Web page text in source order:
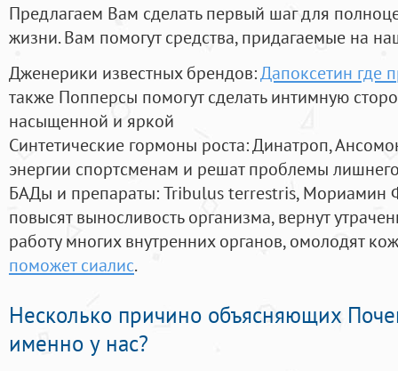
Предлагаем Вам сделать первый шаг для
жизни. Вам помогут средства, придагаемые на
Дженерики известных брендов:Дапоксетин где
также Попперсы помогут сделать интимную
насыщенной и яркой
Синтетические гормоны роста: Динатроп,
энергии спортсменам и решат проблемы
БАДы и препараты:Tribulus terrestris, Мориамин
повысят выносливость организма, вернут
работу многих внутренних органов, омолодят
поможет сиалис.
Несколько причино объясняющих
именно у нас?